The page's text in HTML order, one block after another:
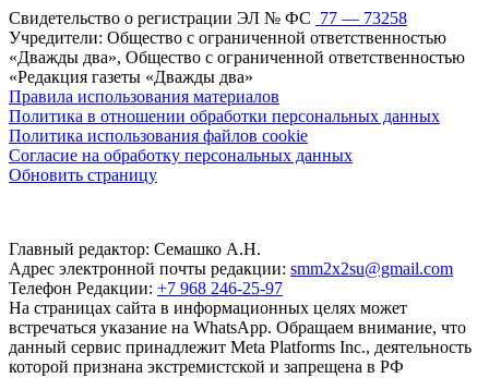
Свидетельство о регистрации ЭЛ № ФС 77 — 73258
Учредители: Общество с ограниченной ответственностью
«Дважды два», Общество с ограниченной ответственностью
«Редакция газеты «Дважды два»
Правила использования материалов
Политика в отношении обработки персональных данных
Политика использования файлов cookie
Согласие на обработку персональных данных
Обновить страницу
Главный редактор: Семашко А.Н.
Адрес электронной почты редакции: smm2x2su@gmail.com
Телефон Редакции: +7 968 246-25-97
На страницах сайта в информационных целях может
встречаться указание на WhatsApp. Обращаем внимание, что
данный сервис принадлежит Meta Platforms Inc., деятельность
которой признана экстремистской и запрещена в РФ